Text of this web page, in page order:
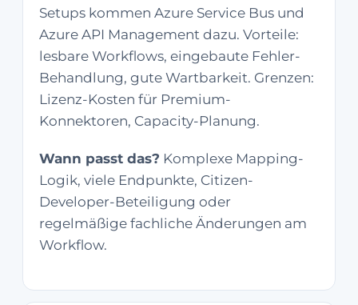
Setups kommen Azure Service Bus und
Azure API Management dazu. Vorteile:
lesbare Workflows, eingebaute Fehler-
Behandlung, gute Wartbarkeit. Grenzen:
Lizenz-Kosten für Premium-
Konnektoren, Capacity-Planung.
Wann passt das? Komplexe Mapping-
Logik, viele Endpunkte, Citizen-
Developer-Beteiligung oder
regelmäßige fachliche Änderungen am
Workflow.